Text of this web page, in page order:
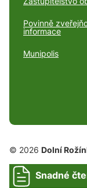
Povinně
informace
Munipolis
© 2026 Dolní
Snadné